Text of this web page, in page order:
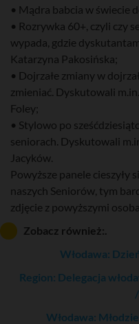
• Mądra babcia w świecie
• Rozrywka 60+, czyli czy
wypada, gdzie
Katarzyna Pakosińska;
• Dojrzałe zmiany w
zmieniać. Dyskutowali
Foley;
• Stylowo po
seniorach. Dyskutowali
Jacyków.
Powyższe panele cieszyły
naszych Seniorów, tym
zdjęcie z powyższymi
Zobacz również:.
Włodawa:
Region: Delegacja
Włodawa: